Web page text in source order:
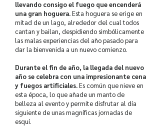
llevando consigo el fuego que encenderá
una gran hoguera.Esta hoguera se erige en
mitad de un lago, alrededor del cual todos
cantan y bailan, despidiendo simbólicamente
las malas experiencias del año pasado para
dar la bienvenida a un nuevo comienzo.
Durante el fin de año, la llegada del nuevo
año se celebra con una impresionante cena
y fuegos artificiales.Es común que nieve en
esta época, lo que añade un manto de
belleza al evento y permite disfrutar al día
siguiente de unas magníficas jornadas de
esquí.